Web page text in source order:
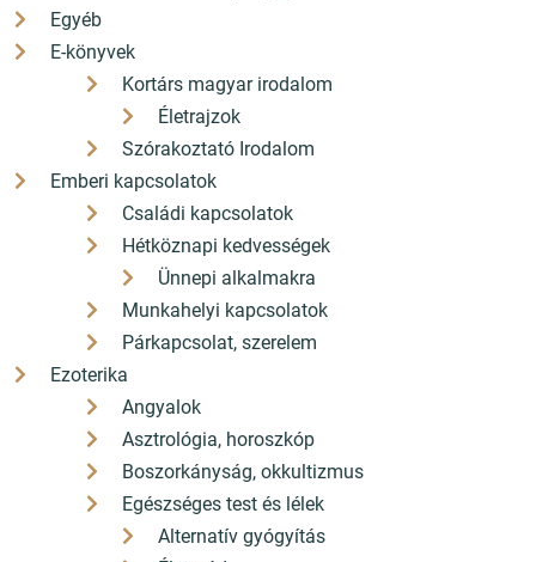
Egyéb
E-könyvek
Kortárs magyar irodalom
Életrajzok
Szórakoztató Irodalom
Emberi kapcsolatok
Családi kapcsolatok
Hétköznapi kedvességek
Ünnepi alkalmakra
Munkahelyi kapcsolatok
Párkapcsolat, szerelem
Ezoterika
Angyalok
Asztrológia, horoszkóp
Boszorkányság, okkultizmus
Egészséges test és lélek
Alternatív gyógyítás